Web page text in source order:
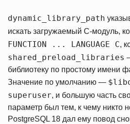
dynamic_library_path
искать загружаемый C-модуль,
FUNCTION ... LANGUAGE C,
shared_preload_libraries
библиотеку по простому имени
Значение по умолчанию —
superuser, и большую часть
параметр был тем, к чему никто
PostgreSQL 18 дал ему повод